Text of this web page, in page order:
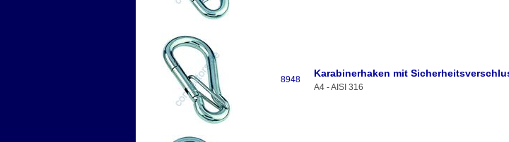
8948
Karabinerhaken mit
A4 - AISI 316